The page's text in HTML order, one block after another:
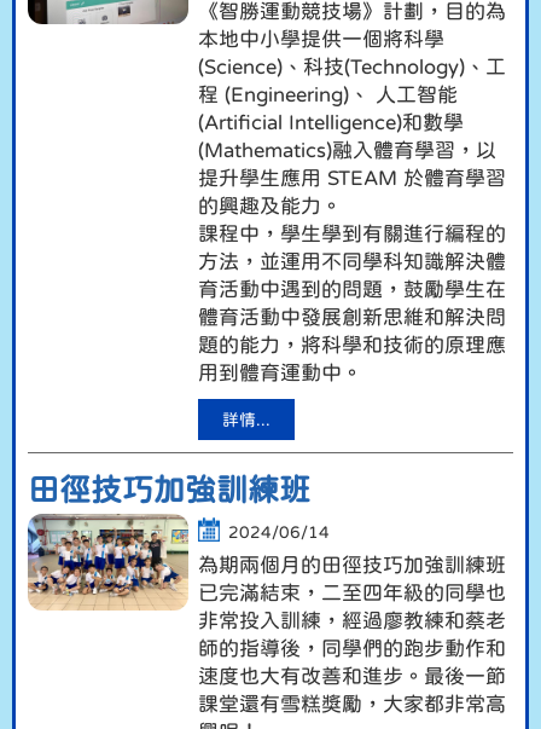
《智勝運動競技場》計劃，目的為
本地中小學提供一個將科學
(Science)、科技(Technology)、工
程 (Engineering)、 人工智能
(Artificial Intelligence)和數學
(Mathematics)融入體育學習，以
提升學生應用 STEAM 於體育學習
的興趣及能力。
課程中，學生學到有關進行編程的
方法，並運用不同學科知識解決體
育活動中遇到的問題，鼓勵學生在
體育活動中發展創新思維和解決問
題的能力，將科學和技術的原理應
用到體育運動中。
詳情...
田徑技巧加強訓練班
2024/06/14
為期兩個月的田徑技巧加強訓練班
已完滿結束，二至四年級的同學也
非常投入訓練，經過廖教練和蔡老
師的指導後，同學們的跑步動作和
速度也大有改善和進步。最後一節
課堂還有雪糕獎勵，大家都非常高